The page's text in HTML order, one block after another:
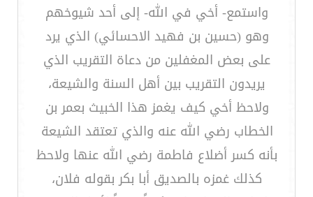
واستمع- أخي في الله- إلى أحد شيوخهم
وهو (حسين بن فهيد الاحسائي) الذي يرد
على بعض المغفلين من دعاة التقريب الذي
يريدون التقريب بين أهل السنة والشيعة،
ولاحظ أخي كيف يغمز هذا الخبيث بعمر بن
الخطاب رضي الله عنه والذي تعتقد الشيعة
بأنه كسر أضلاع فاطمة رضي الله عنها ولاحظ
كذلك غمزه بالصديق أبا بكر بقوله فلان،